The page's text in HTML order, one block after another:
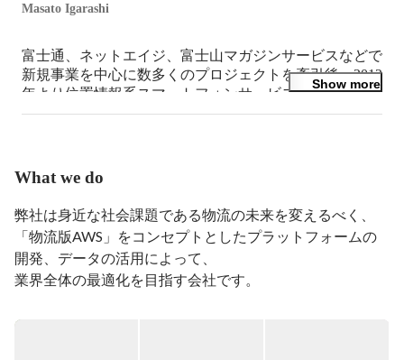
Masato Igarashi
富士通、ネットエイジ、富士山マガジンサービスなどで
新規事業を中心に数多くのプロジェクトを牽引後、2012
年より位置情報系スマートフォンサービスを展開するオ
ーシャンズにCTOとしてジョイン。現在は物流クラウ
国語はRuby。
Show more
What we do
弊社は身近な社会課題である物流の未来を変えるべく、
「物流版AWS」をコンセプトとしたプラットフォームの
開発、データの活用によって、